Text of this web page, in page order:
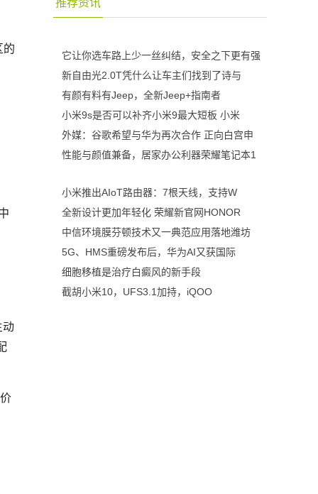
推荐资讯
它让你选车路上少一丝纠结，安全之下更有强
新自由光2.0T凭什么让车主们找到了诗与
有颜有料有Jeep，全新Jeep+指南者
小米9s是否可以补齐小米9最大短板 小米
外媒：谷歌希望与华为再次合作 正向白宫申
性能与颜值兼备，居家办公利器荣耀笔记本1
小米推出AIoT路由器：7根天线，支持W
全新设计更加年轻化 荣耀新官网HONOR
中信环境膜芬顿技术又一典范应用落地潍坊
5G、HMS重磅发布后，华为AI又获国际
细胞移植是治疗白癜风的新手段
截胡小米10，UFS3.1加持，iQOO